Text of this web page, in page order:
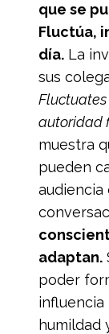
que se
Fluctúa,
día. La
sus
autoridad
muestra
pueden
audiencia
adaptan.
poder
influencia
humildad